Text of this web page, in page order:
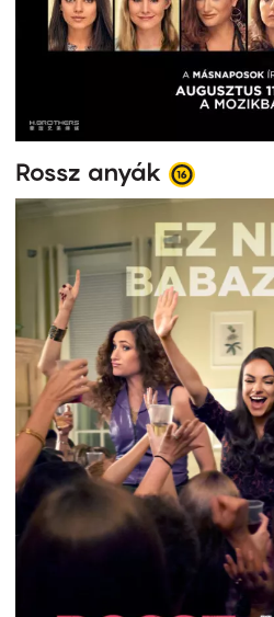
Rossz anyák